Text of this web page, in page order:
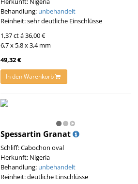
Behandlung: unbehandelt
Reinheit: sehr deutliche Einschlüsse
1,37 ct á 36,00 €
6,7 x 5,8 x 3,4 mm
49,32 €
In den Warenkorb
Spessartin Granat
Schliff: Cabochon oval
Herkunft: Nigeria
Behandlung: unbehandelt
Reinheit: deutliche Einschlüsse